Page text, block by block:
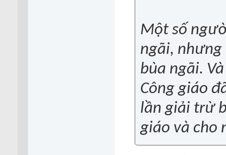
Một số
ngãi, nhưng
bùa ngãi.
Công giáo
lần giải trừ
giáo và cho